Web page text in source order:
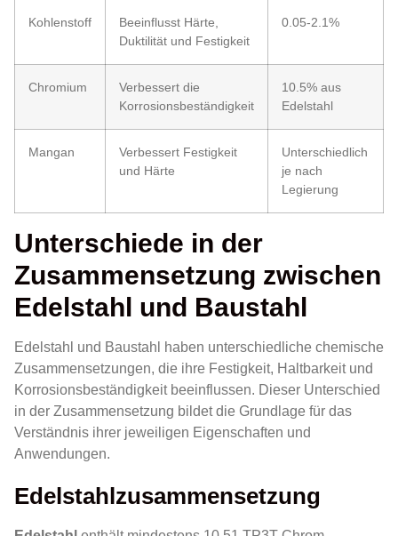
Kohlenstoff
Beeinflusst Härte,
Duktilität und Festigkeit
0.05-2.1%
Chromium
Verbessert die
Korrosionsbeständigkeit
10.5% aus
Edelstahl
Mangan
Verbessert Festigkeit
und Härte
Unterschiedlich
je nach
Legierung
Unterschiede in der
Zusammensetzung zwischen
Edelstahl und Baustahl
Edelstahl und Baustahl haben unterschiedliche chemische
Zusammensetzungen, die ihre Festigkeit, Haltbarkeit und
Korrosionsbeständigkeit beeinflussen. Dieser Unterschied
in der Zusammensetzung bildet die Grundlage für das
Verständnis ihrer jeweiligen Eigenschaften und
Anwendungen.
Edelstahlzusammensetzung